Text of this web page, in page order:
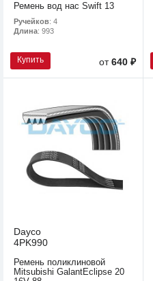
Ремень вод нас Swift 13
Ручейков: 4
Длина: 993
Купить от640 ₽
Dayco
4PK990
Ремень поликлиновой
Mitsubishi GalantEclipse 20